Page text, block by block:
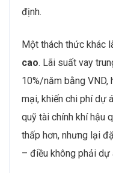
định.
Một thách thức khác
cao. Lãi suất vay
10%/năm bằng
mại, khiến chi phí dự
quỹ tài chính khí hậu
thấp hơn, nhưng lại
– điều không phải dự